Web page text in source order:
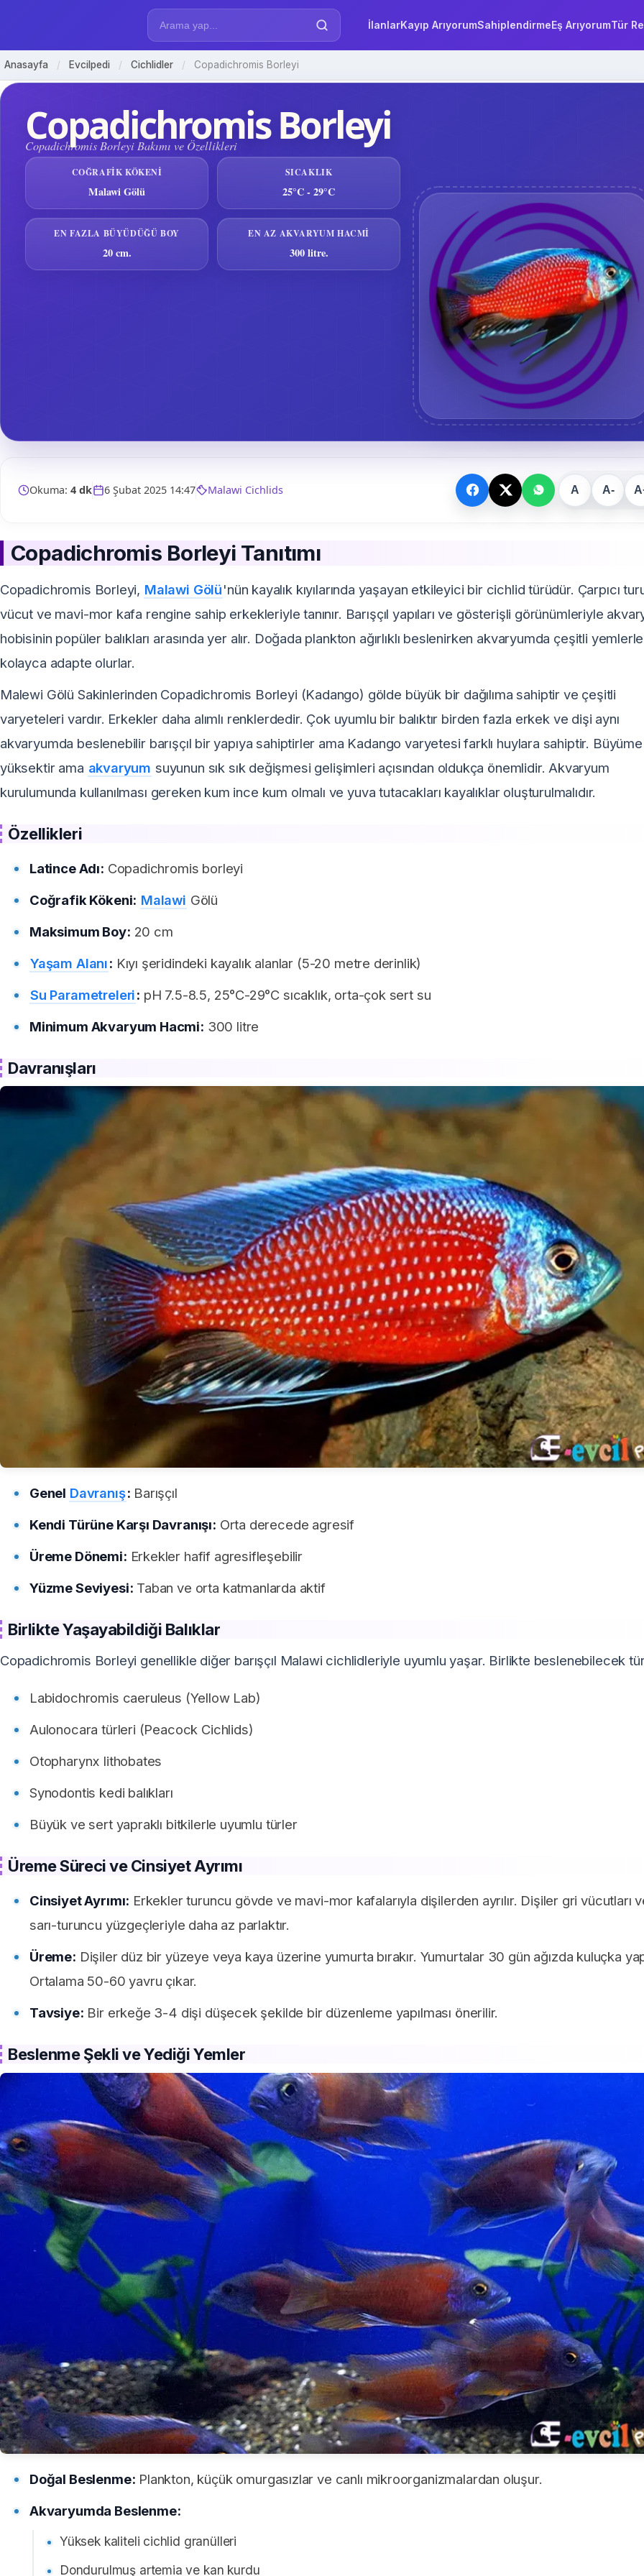
İlanlarKayıp ArıyorumSahiplendirmeEş ArıyorumTür
Anasayfa / Evcilpedi / Cichlidler / Copadichromis Borleyi
Copadichromis Borleyi
Copadichromis Borleyi Bakımı ve Özellikleri
COĞRAFIK KÖKENI
Malawi Gölü
SICAKLIK
25°C - 29°C
EN FAZLA BÜYÜDÜĞÜ BOY
20 cm.
EN AZ AKVARYUM HACMI
300 litre.
Okuma: 4 dk 6 Şubat 2025 14:47 Malawi Cichlids A A-
Copadichromis Borleyi Tanıtımı
Copadichromis Borleyi, Malawi Gölü'nün kayalık kıyılarında yaşayan etkileyici bir cichlid türüdür. Çarpıcı
vücut ve mavi-mor kafa rengine sahip erkekleriyle tanınır. Barışçıl yapıları ve gösterişli görünümleriyle
hobisinin popüler balıkları arasında yer alır. Doğada plankton ağırlıklı beslenirken akvaryumda çeşitli yemlerle
kolayca adapte olurlar.
Malewi Gölü Sakinlerinden Copadichromis Borleyi (Kadango) gölde büyük bir dağılıma sahiptir ve çeşitli
varyeteleri vardır. Erkekler daha alımlı renklerdedir. Çok uyumlu bir balıktır birden fazla erkek ve dişi aynı
akvaryumda beslenebilir barışçıl bir yapıya sahiptirler ama Kadango varyetesi farklı huylara sahiptir. Büyüme
yüksektir ama akvaryum suyunun sık sık değişmesi gelişimleri açısından oldukça önemlidir. Akvaryum
kurulumunda kullanılması gereken kum ince kum olmalı ve yuva tutacakları kayalıklar oluşturulmalıdır.
Özellikleri
Latince Adı: Copadichromis borleyi
Coğrafik Kökeni: Malawi Gölü
Maksimum Boy: 20 cm
Yaşam Alanı: Kıyı şeridindeki kayalık alanlar (5-20 metre derinlik)
Su Parametreleri: pH 7.5-8.5, 25°C-29°C sıcaklık, orta-çok sert su
Minimum Akvaryum Hacmi: 300 litre
Davranışları
Genel Davranış: Barışçıl
Kendi Türüne Karşı Davranışı: Orta derecede agresif
Üreme Dönemi: Erkekler hafif agresifleşebilir
Yüzme Seviyesi: Taban ve orta katmanlarda aktif
Birlikte Yaşayabildiği Balıklar
Copadichromis Borleyi genellikle diğer barışçıl Malawi cichlidleriyle uyumlu yaşar. Birlikte beslenebilecek
Labidochromis caeruleus (Yellow Lab)
Aulonocara türleri (Peacock Cichlids)
Otopharynx lithobates
Synodontis kedi balıkları
Büyük ve sert yapraklı bitkilerle uyumlu türler
Üreme Süreci ve Cinsiyet Ayrımı
Cinsiyet Ayrımı: Erkekler turuncu gövde ve mavi-mor kafalarıyla dişilerden ayrılır. Dişiler gri vücutları
sarı-turuncu yüzgeçleriyle daha az parlaktır.
Üreme: Dişiler düz bir yüzeye veya kaya üzerine yumurta bırakır. Yumurtalar 30 gün ağızda kuluçka
Ortalama 50-60 yavru çıkar.
Tavsiye: Bir erkeğe 3-4 dişi düşecek şekilde bir düzenleme yapılması önerilir.
Beslenme Şekli ve Yediği Yemler
Doğal Beslenme: Plankton, küçük omurgasızlar ve canlı mikroorganizmalardan oluşur.
Akvaryumda Beslenme:
Yüksek kaliteli cichlid granülleri
Dondurulmuş artemia ve kan kurdu